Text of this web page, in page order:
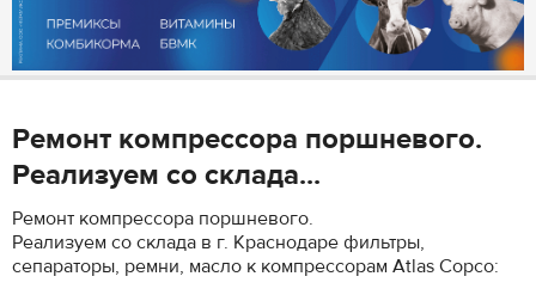
Ремонт компрессора поршневого.
Реализуем со склада...
Ремонт компрессора поршневого.
Реализуем со склада в г. Краснодаре фильтры,
сепараторы, ремни, масло к компрессорам Atlas Copco: